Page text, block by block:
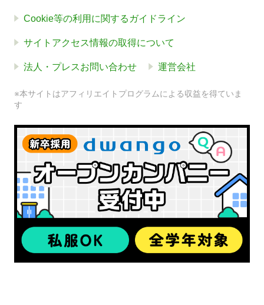
Cookie等の利用に関するガイドライン
サイトアクセス情報の取得について
法人・プレスお問い合わせ 運営会社
※本サイトはアフィリエイトプログラムによる収益を得ていま
す